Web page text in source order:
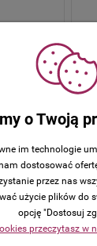
klasyczna
-
o Twoją
im technologie
dostosować
przez nas
użycie plików do
opcję "Dostosuj
przeczytasz w